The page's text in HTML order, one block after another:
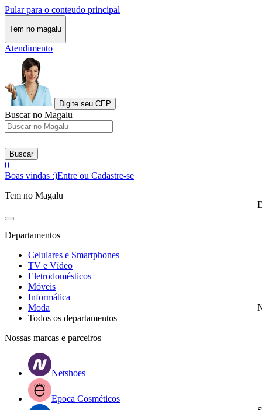
Pular para o conteudo principal
Tem no magalu
Atendimento
Digite seu CEP
Buscar no Magalu
Buscar
0
Boas vindas :)Entre ou Cadastre-se
Tem no Magalu
Departamentos
Celulares e Smartphones
TV e Vídeo
Eletrodomésticos
Móveis
Informática
Moda
Todos os departamentos
Nossas marcas e parceiros
Netshoes
Epoca Cosméticos